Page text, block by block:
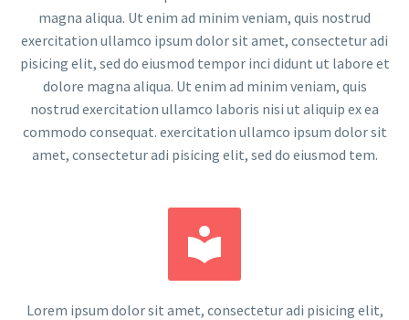
magna aliqua. Ut enim ad minim veniam, quis nostrud
exercitation ullamco ipsum dolor sit amet, consectetur adi
pisicing elit, sed do eiusmod tempor inci didunt ut labore et
dolore magna aliqua. Ut enim ad minim veniam, quis
nostrud exercitation ullamco laboris nisi ut aliquip ex ea
commodo consequat. exercitation ullamco ipsum dolor sit
amet, consectetur adi pisicing elit, sed do eiusmod tem.


Lorem ipsum dolor sit amet, consectetur adi pisicing elit,